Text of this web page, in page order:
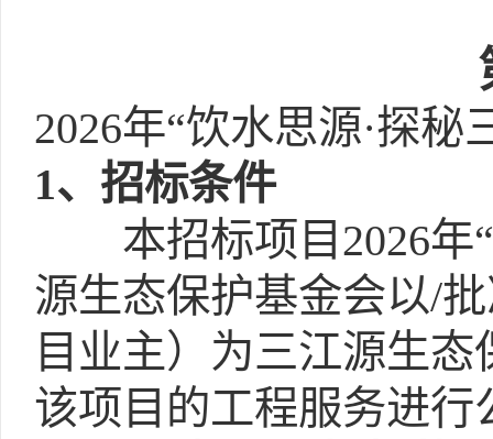
2026年“饮水思源·探
1、招标条件
本招标项目2026年
源生态保护基金会以/
目业主）为三江源生
该项目的工程服务进行